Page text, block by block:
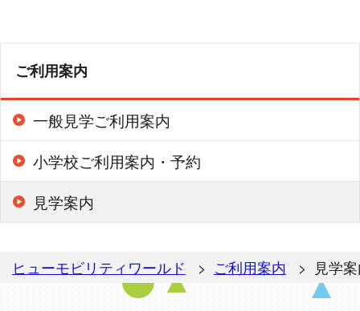
ご利用案内
一般見学ご利用案内
小学校ご利用案内・予約
見学案内
ヒューモビリティワールド ご利用案内 見学